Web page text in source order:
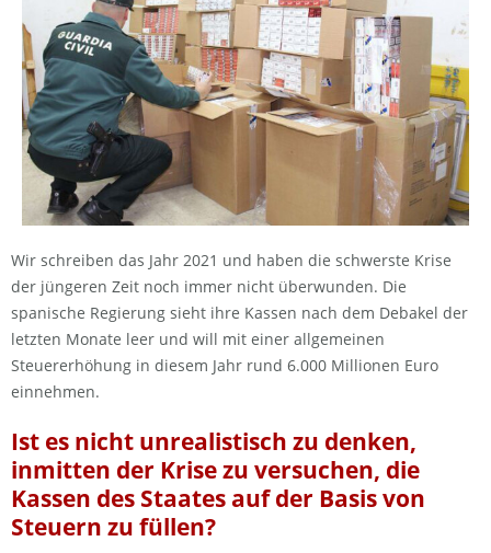
Wir schreiben das Jahr 2021 und haben die schwerste Krise
der jüngeren Zeit noch immer nicht überwunden. Die
spanische Regierung sieht ihre Kassen nach dem Debakel der
letzten Monate leer und will mit einer allgemeinen
Steuererhöhung in diesem Jahr rund 6.000 Millionen Euro
einnehmen.
Ist es nicht unrealistisch zu denken,
inmitten der Krise zu versuchen, die
Kassen des Staates auf der Basis von
Steuern zu füllen?